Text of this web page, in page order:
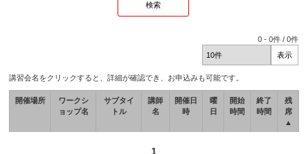
0 -0件 /0件
講習会名をクリックすると、詳細が確認でき、お申込みも可能です。
開催場所
ワークシ
ョップ名
サブタイ
トル
講師
名
開催日
時
曜
日
開始
時間
終了
時間
残
席
▲
1